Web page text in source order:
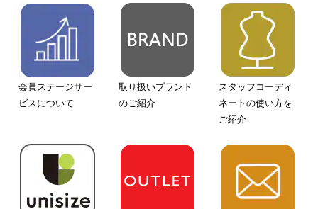
会員ステージサー
ビスについて
取り扱いブランド
のご紹介
スタッフコーディ
ネートの使い方を
ご紹介